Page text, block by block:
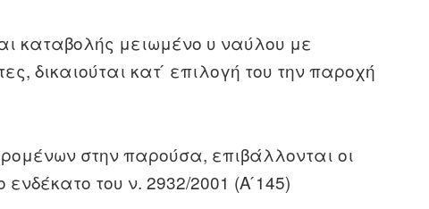
καταβολής μειωμένο υ ναύλου με
δικαιούται κατ ́ επιλογή του την παροχή
στην παρούσα, επιβάλλονται οι
του ν. 2932/2001 (Α ́145)